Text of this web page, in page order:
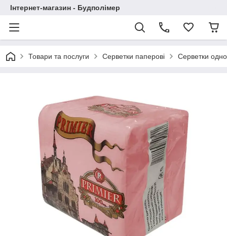
Інтернет-магазин - Будполімер
Товари та послуги Серветки паперові Серветки